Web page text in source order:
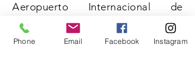
Aeropuerto Internacional de
Mazatlán (MZT) se encuentra a 30
kilómetros de distancia.
Phone Email Facebook Instagram